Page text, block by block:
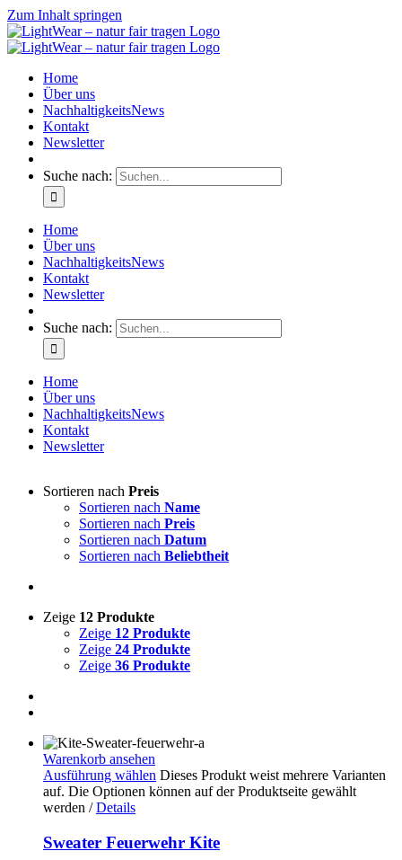
Zum Inhalt springen
Home
Über uns
NachhaltigkeitsNews
Kontakt
Newsletter
Suche nach:
Home
Über uns
NachhaltigkeitsNews
Kontakt
Newsletter
Suche nach:
Home
Über uns
NachhaltigkeitsNews
Kontakt
Newsletter
Sortieren nach Preis
Sortieren nach Name
Sortieren nach Preis
Sortieren nach Datum
Sortieren nach Beliebtheit
Zeige 12 Produkte
Zeige 12 Produkte
Zeige 24 Produkte
Zeige 36 Produkte
Warenkorb ansehen
Ausführung wählen Dieses Produkt weist mehrere Varianten
auf. Die Optionen können auf der Produktseite gewählt
werden / Details
Sweater Feuerwehr Kite